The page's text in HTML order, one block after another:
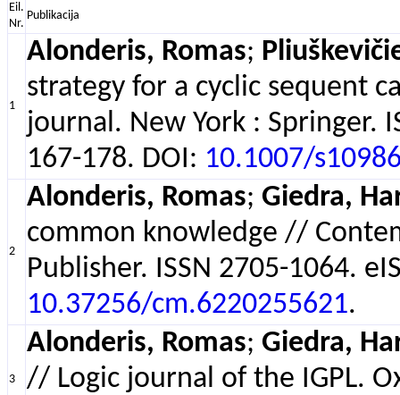
Eil.
Nr.
Publikacija
1
Alonderis, Romas;
strategy for a cyclic sequent
journal. New York : Springer.
167-178. DOI: 10.1007/
2
Alonderis, Romas; Giedra,
common knowledge //
Publisher. ISSN 2705-1064.
10.37256/cm.6220255621.
3
Alonderis, Romas; Giedra,
// Logic journal of the IGPL.